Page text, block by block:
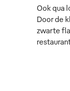
Ook qua
Door de
zwarte